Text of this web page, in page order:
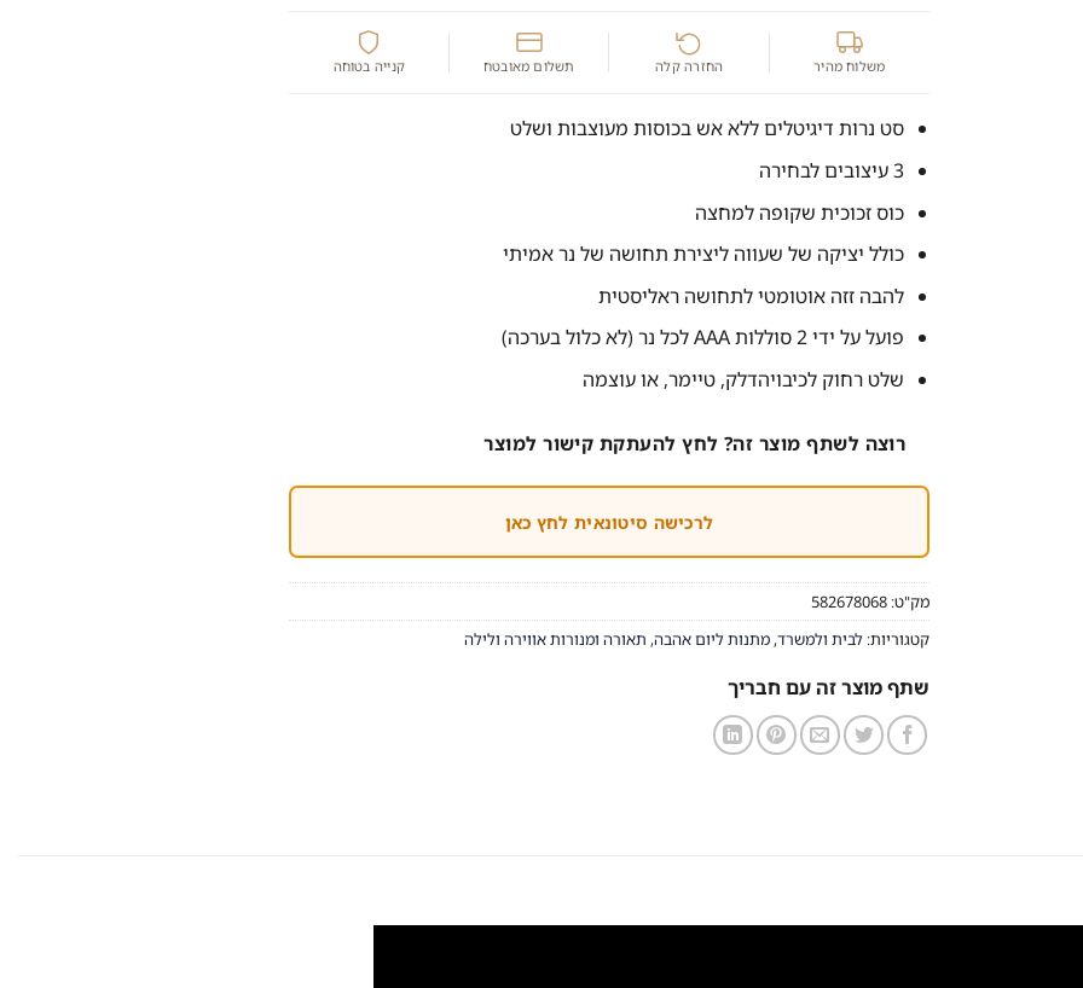
משלוח מהיר החזרה קלה תשלום מאובטח קנייה בטוחה
סט נרות דיגיטלים ללא אש בכוסות מעוצבות ושלט
3 עיצובים לבחירה
כוס זכוכית שקופה למחצה
כולל יציקה של שעווה ליצירת תחושה של נר אמיתי
להבה זזה אוטומטי לתחושה ראליסטית
פועל על ידי 2 סוללות AAA לכל נר (לא כלול בערכה)
שלט רחוק לכיבויהדלק, טיימר, או עוצמה
רוצה לשתף מוצר זה? לחץ להעתקת קישור למוצר
לרכישה סיטונאית לחץ כאן
מק"ט: 582678068
קטגוריות: לבית ולמשרד, מתנות ליום אהבה, תאורה ומנורות אווירה ולילה
שתף מוצר זה עם חבריך